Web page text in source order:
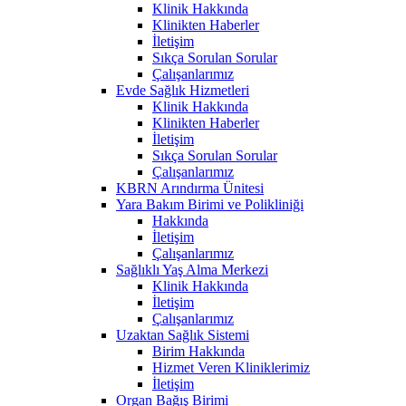
Klinik Hakkında
Klinikten Haberler
İletişim
Sıkça Sorulan Sorular
Çalışanlarımız
Evde Sağlık Hizmetleri
Klinik Hakkında
Klinikten Haberler
İletişim
Sıkça Sorulan Sorular
Çalışanlarımız
KBRN Arındırma Ünitesi
Yara Bakım Birimi ve Polikliniği
Hakkında
İletişim
Çalışanlarımız
Sağlıklı Yaş Alma Merkezi
Klinik Hakkında
İletişim
Çalışanlarımız
Uzaktan Sağlık Sistemi
Birim Hakkında
Hizmet Veren Kliniklerimiz
İletişim
Organ Bağış Birimi